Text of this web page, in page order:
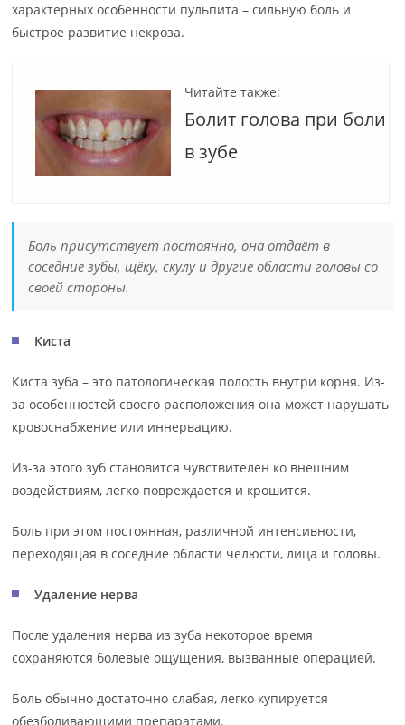
характерных особенности пульпита – сильную боль и
быстрое развитие некроза.
Читайте также:
Болит голова при боли
в зубе
Боль присутствует постоянно, она отдаёт в
соседние зубы, щёку, скулу и другие области головы со
своей стороны.
Киста
Киста зуба – это патологическая полость внутри корня. Из-
за особенностей своего расположения она может нарушать
кровоснабжение или иннервацию.
Из-за этого зуб становится чувствителен ко внешним
воздействиям, легко повреждается и крошится.
Боль при этом постоянная, различной интенсивности,
переходящая в соседние области челюсти, лица и головы.
Удаление нерва
После удаления нерва из зуба некоторое время
сохраняются болевые ощущения, вызванные операцией.
Боль обычно достаточно слабая, легко купируется
обезболивающими препаратами.